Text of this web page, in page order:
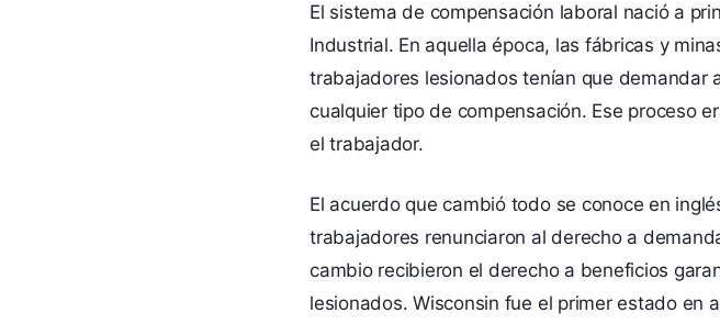
El sistema de compensación laboral nació a
Industrial. En aquella época, las fábricas y
trabajadores lesionados tenían que demandar
cualquier tipo de compensación. Ese proceso
el trabajador.
El acuerdo que cambió todo se conoce en
trabajadores renunciaron al derecho a
cambio recibieron el derecho a beneficios
lesionados. Wisconsin fue el primer estado en